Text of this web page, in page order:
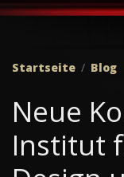
Startseite Blog
Neue
Institut